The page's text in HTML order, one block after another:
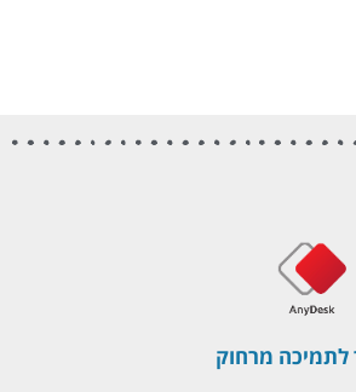
לתמיכה מרחוק